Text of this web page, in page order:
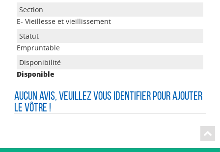
E- Vieillesse et vieillissement
Empruntable
Disponible
Aucun avis, veuillez vous identifier pour ajouter
le vôtre !